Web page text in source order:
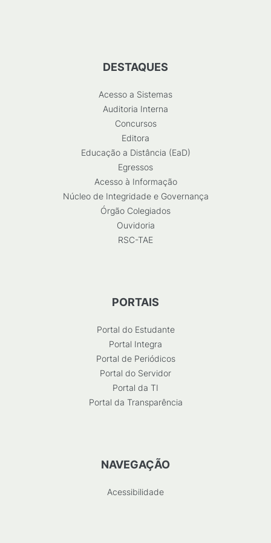
DESTAQUES
Acesso a Sistemas
Auditoria Interna
Concursos
Editora
Educação a Distância (EaD)
Egressos
Acesso à Informação
Núcleo de Integridade e Governança
Órgão Colegiados
Ouvidoria
RSC-TAE
PORTAIS
Portal do Estudante
Portal Integra
Portal de Periódicos
Portal do Servidor
Portal da TI
Portal da Transparência
NAVEGAÇÃO
Acessibilidade